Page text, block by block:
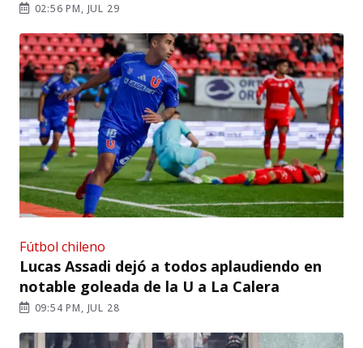
02:56 PM, JUL 29
Fútbol chileno
Lucas Assadi dejó a todos aplaudiendo en
notable goleada de la U a La Calera
09:54 PM, JUL 28